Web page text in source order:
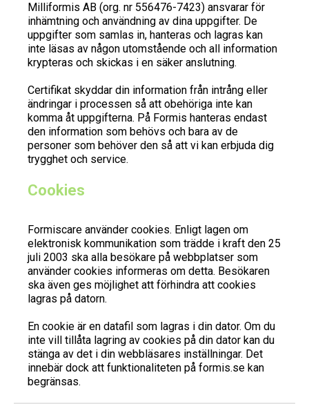
Milliformis AB (org. nr 556476-7423) ansvarar för
inhämtning och användning av dina uppgifter. De
uppgifter som samlas in, hanteras och lagras kan
inte läsas av någon utomstående och all information
krypteras och skickas i en säker anslutning.
Certifikat skyddar din information från intrång eller
ändringar i processen så att obehöriga inte kan
komma åt uppgifterna. På Formis hanteras endast
den information som behövs och bara av de
personer som behöver den så att vi kan erbjuda dig
trygghet och service.
Cookies
Formiscare använder cookies. Enligt lagen om
elektronisk kommunikation som trädde i kraft den 25
juli 2003 ska alla besökare på webbplatser som
använder cookies informeras om detta. Besökaren
ska även ges möjlighet att förhindra att cookies
lagras på datorn.
En cookie är en datafil som lagras i din dator. Om du
inte vill tillåta lagring av cookies på din dator kan du
stänga av det i din webbläsares inställningar. Det
innebär dock att funktionaliteten på formis.se kan
begränsas.